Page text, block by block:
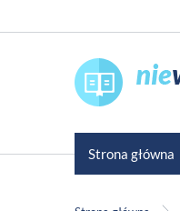
Strona główna